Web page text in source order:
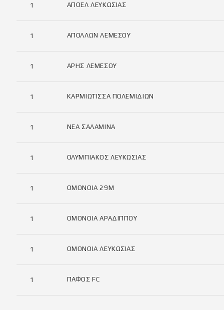
1 ΑΠΟΕΛ ΛΕΥΚΩΣΙΑΣ
1 ΑΠΟΛΛΩΝ ΛΕΜΕΣΟΥ
1 ΑΡΗΣ ΛΕΜΕΣΟΥ
1 ΚΑΡΜΙΩΤΙΣΣΑ ΠΟΛΕΜΙΔΙΩΝ
1 ΝΕΑ ΣΑΛΑΜΙΝΑ
1 ΟΛΥΜΠΙΑΚΟΣ ΛΕΥΚΩΣΙΑΣ
1 ΟΜΟΝΟΙΑ 29Μ
1 ΟΜΟΝΟΙΑ ΑΡΑΔΙΠΠΟΥ
1 ΟΜΟΝΟΙΑ ΛΕΥΚΩΣΙΑΣ
1 ΠΑΦΟΣ FC